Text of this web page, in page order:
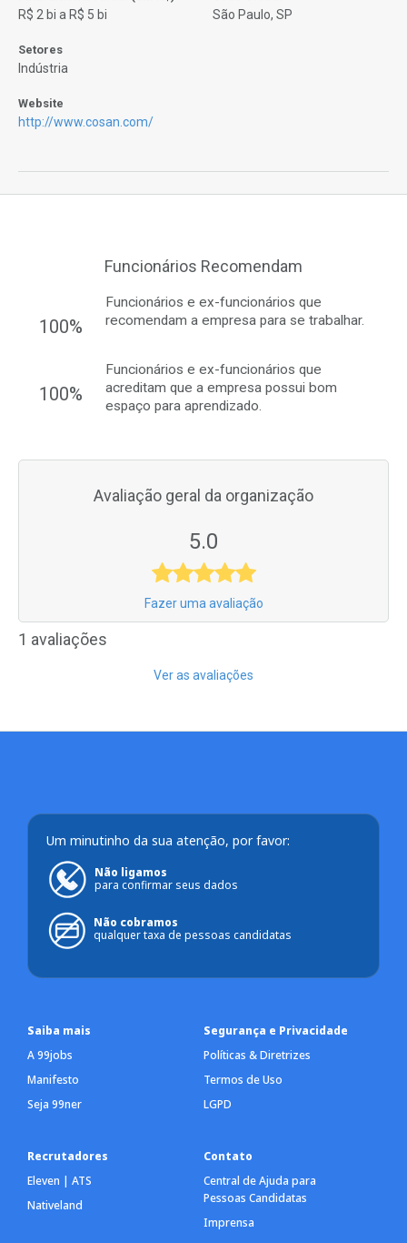
R$ 2 bi a R$ 5 bi São Paulo, SP
Setores
Indústria
Website
http://www.cosan.com/
Funcionários Recomendam
100%
Funcionários e ex-funcionários que
recomendam a empresa para se trabalhar.
100%
Funcionários e ex-funcionários que
acreditam que a empresa possui bom
espaço para aprendizado.
Avaliação geral da organização
5.0
Fazer uma avaliação
1 avaliações
Ver as avaliações
Saiba mais
A 99jobs
Manifesto
Seja 99ner
Segurança e Privacidade
Políticas & Diretrizes
Termos de Uso
LGPD
Recrutadores
Eleven | ATS
Nativeland
Contato
Central de Ajuda para
Pessoas Candidatas
Imprensa
Um minutinho da sua atenção, por favor:
Não ligamos
para confirmar seus dados
Não cobramos
qualquer taxa de pessoas candidatas